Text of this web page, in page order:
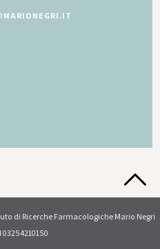
di Ricerche Farmacologiche Mario Negri
03254210150